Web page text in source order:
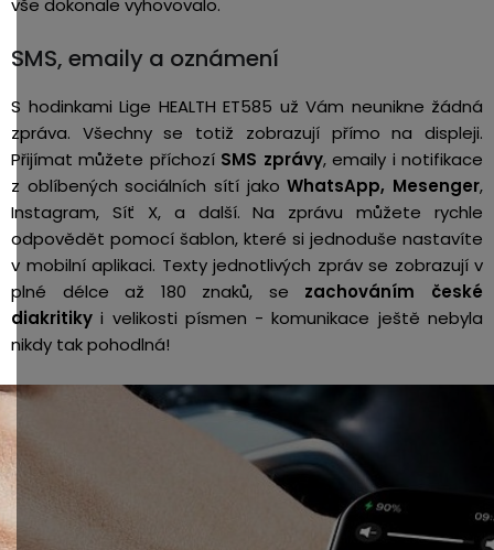
vše dokonale vyhovovalo.
SMS, emaily a oznámení
S hodinkami Lige HEALTH ET585 už Vám neunikne žádná
zpráva. Všechny se totiž zobrazují přímo na displeji.
Přijímat můžete příchozí SMS zprávy, emaily i notifikace
z oblíbených sociálních sítí jakoWhatsApp, Mesenger,
Instagram, Síť X, a další. Na zprávu můžete rychle
odpovědět pomocí šablon, které si jednoduše nastavíte
v mobilní aplikaci. Texty jednotlivých zpráv se zobrazují v
plné délce až 180 znaků, se zachováním české
diakritiky i velikosti písmen - komunikace ještě nebyla
nikdy tak pohodlná!